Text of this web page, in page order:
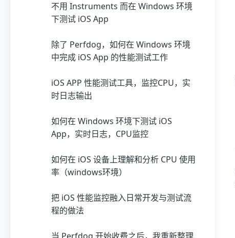
不用 Instruments 而在 Windows 环境
下测试 iOS App
除了 Perfdog，如何在 Windows 环境
中完成 iOS App 的性能测试工作
iOS APP 性能测试工具，监控CPU，实
时日志输出
如何在 Windows 环境下测试 iOS
App，实时日志，CPU监控
如何在 iOS 设备上理解和分析 CPU 使用
率（windows环境）
把 iOS 性能监控融入日常开发与测试流
程的做法